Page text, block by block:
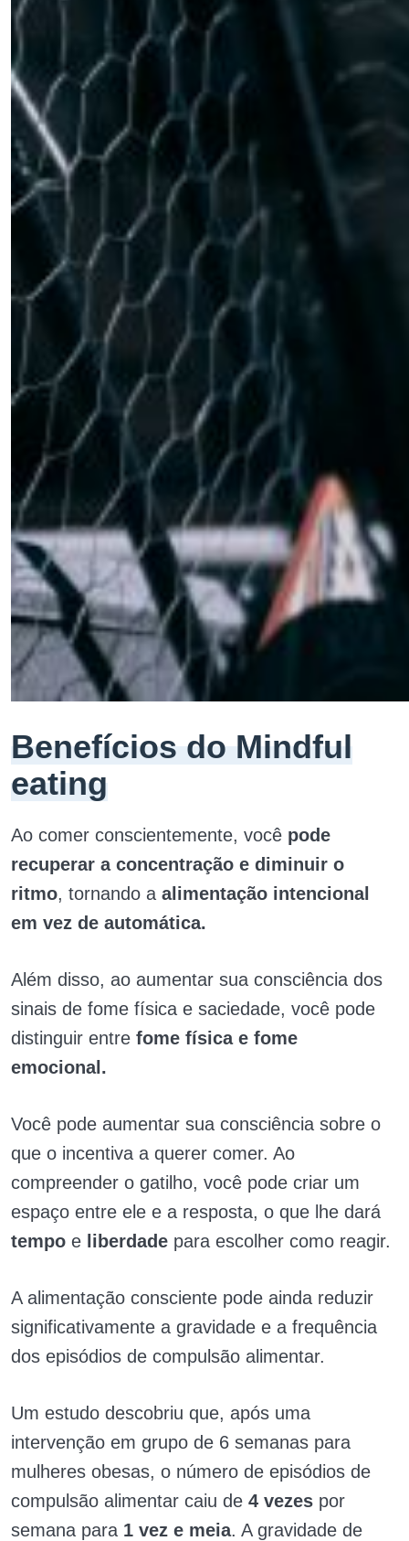
Benefícios do Mindful
eating
Ao comer conscientemente, você pode
recuperar a concentração e diminuir o
ritmo, tornando a alimentação intencional
em vez de automática.
Além disso, ao aumentar sua consciência dos
sinais de fome física e saciedade, você pode
distinguir entre fome física e fome
emocional.
Você pode aumentar sua consciência sobre o
que o incentiva a querer comer. Ao
compreender o gatilho, você pode criar um
espaço entre ele e a resposta, o que lhe dará
tempo e liberdade para escolher como reagir.
A alimentação consciente pode ainda reduzir
significativamente a gravidade e a frequência
dos episódios de compulsão alimentar.
Um estudo descobriu que, após uma
intervenção em grupo de 6 semanas para
mulheres obesas, o número de episódios de
compulsão alimentar caiu de 4 vezes por
semana para 1 vez e meia. A gravidade de